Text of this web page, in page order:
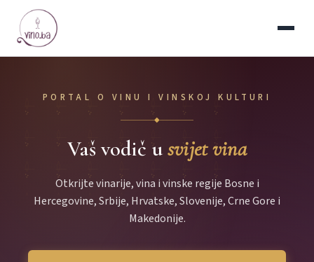
PORTAL O VINU I VINSKOJ KULTURI
◆
Vaš vodič usvijet vina
Otkrijte vinarije, vina i vinske regije Bosne i
Hercegovine, Srbije, Hrvatske, Slovenije, Crne Gore i
Makedonije.